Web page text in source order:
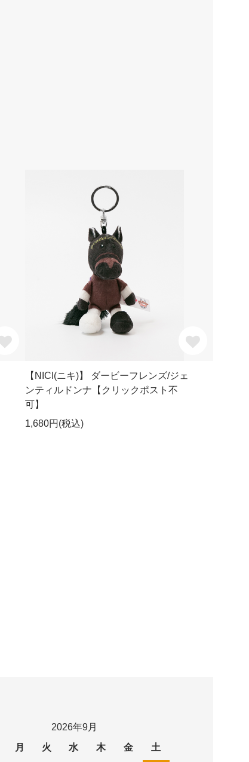
【NICI(ニキ)】 ダービーフレンズ/ジェ
ンティルドンナ【クリックポスト不
可】
1,680円(税込)
2026年9月
月 火 水 木 金 土